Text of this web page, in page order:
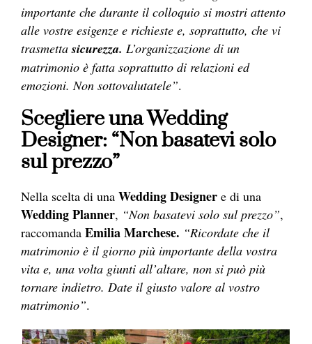
importante che durante il colloquio si mostri attento
alle vostre esigenze e richieste e, soprattutto, che vi
trasmettasicurezza. L’organizzazione di un
matrimonio è fatta soprattutto di relazioni ed
emozioni. Non sottovalutatele”.
Scegliere una Wedding
Designer: “Non basatevi solo
sul prezzo”
Nella scelta di una Wedding Designer e di una
Wedding Planner, “Non basatevi solo sul prezzo”,
raccomanda Emilia Marchese. “Ricordate che il
matrimonio è il giorno più importante della vostra
vita e, una volta giunti all’altare, non si può più
tornare indietro. Date il giusto valore al vostro
matrimonio”.